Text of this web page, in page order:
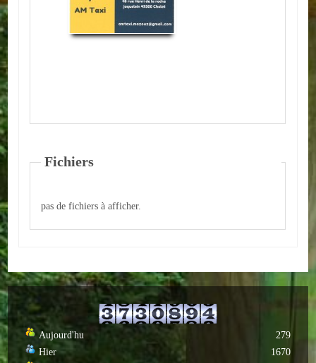
Loisirs et animations
Culturelles
Parents d'élèves
Autres
Fichiers
pas de fichiers à afficher.
Aujourd'hu
Hier
279
1670